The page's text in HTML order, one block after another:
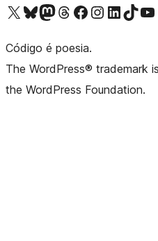
Acessar nossa conta do X (antigo Twitter)
Acessar nossa conta do Bluesky
Acessar nossa conta do Mastodon
Acessar nossa conta do Threads
Acessar nossa página do Facebook
Acessar nossa conta do
Acessar nossa conta do
Acessar nossa conta
Acessar
Código é poesia.
The WordPress® trademark
the WordPress Foundation.